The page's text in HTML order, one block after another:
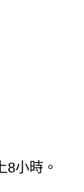
小時。